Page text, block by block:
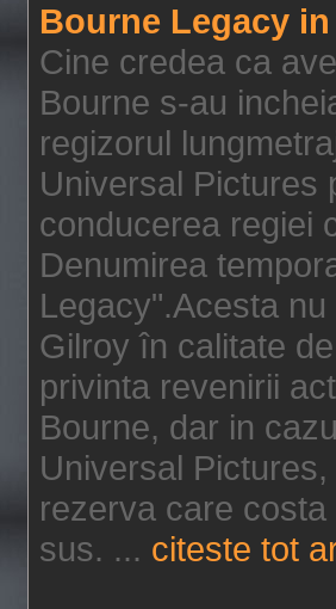
Bourne Legacy in
Cine credea ca
Bourne s-au
regizorul
Universal Pictures
conducerea regiei
Denumirea
Legacy".Acesta
Gilroy în calitate
privinta revenirii
Bourne, dar in
Universal
rezerva care
sus. ... citeste tot